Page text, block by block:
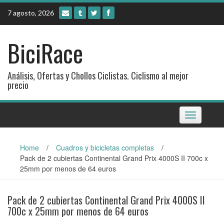
Skip
content
7 agosto, 2026
BiciRace
Análisis, Ofertas y Chollos Ciclistas. Ciclismo al mejor
precio
Toggle
navigation
Home / Cuadros y bicicletas completas
/
Pack de 2 cubiertas Continental Grand Prix 4000S II 700c x
25mm por menos de 64 euros
Pack de 2 cubiertas Continental Grand Prix 4000S II
700c x 25mm por menos de 64 euros